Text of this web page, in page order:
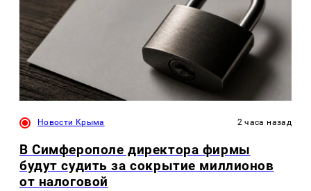
Новости Крыма 2 часа назад
В Симферополе директора фирмы
будут судить за сокрытие миллионов
от налоговой